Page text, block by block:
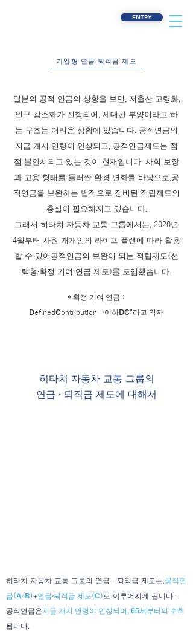
ENTRY
기업형 연금·퇴직금 제도
일본의 공적 연금의 상황을 보면, 저출산 고령화,
인구 감소화가 진행되어, 세대간 부양이라고 하
는 구조는 어려운 상황에 있습니다. 공적연금의
지급 개시 연령이 인상되고, 공적연금제도는 점
점 불안시되고 있는 것이 현재입니다. 사회 보장
과 고용 형태를 둘러싼 환경 변화를 바탕으로,공
적연금을 보완하는 법적으로 정비된 적립제도의
충실이 필요해지고 있습니다.
그래서 히타치 자동차 교통 그룹에서는, 2020년
4월부터 사원 개개인의 라이프 플랜에 따라 활용
할 수 있어 공적연금의 보완이 되는 적립제도(선
택형·확정 기여 연금 제도)를 도입했습니다.
＊확정 기여 연금：
DefinedContribution→이하DC"라고 약자
히타치 자동차 교통 그룹의
연금 · 퇴직금 제도에 대해서
히타치 자동차 교통 그룹의 연금 · 퇴직금 제도는, 공적연
금(A/B)+연금·퇴직금 제도(C) 로 이루어지게 됩니다.
공적연금은지급 개시 연령이 인상되어, 65세부터의 수취
됩니다.